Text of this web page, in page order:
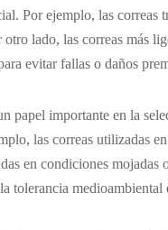
Por ejemplo, las
lado, las correas más
evitar fallas o daños
papel importante en la
las correas utilizadas
en condiciones
tolerancia